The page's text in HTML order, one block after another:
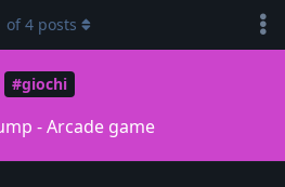
#giochi
- Arcade game
of4 posts